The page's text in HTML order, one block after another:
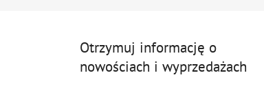
Otrzymuj informację o
nowościach i wyprzedażach